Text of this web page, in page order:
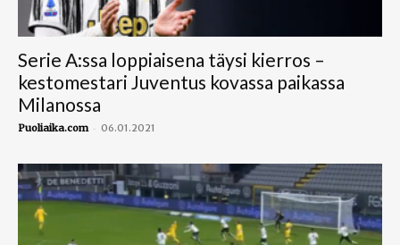
Serie A:ssa loppiaisena täysi kierros –
kestomestari Juventus kovassa paikassa
Milanossa
Puoliaika.com - 06.01.2021